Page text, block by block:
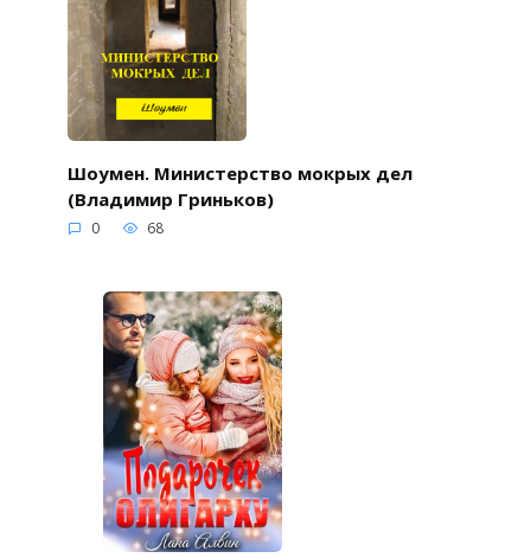
Шоумен. Министерство мокрых дел
(Владимир Гриньков)
0 68